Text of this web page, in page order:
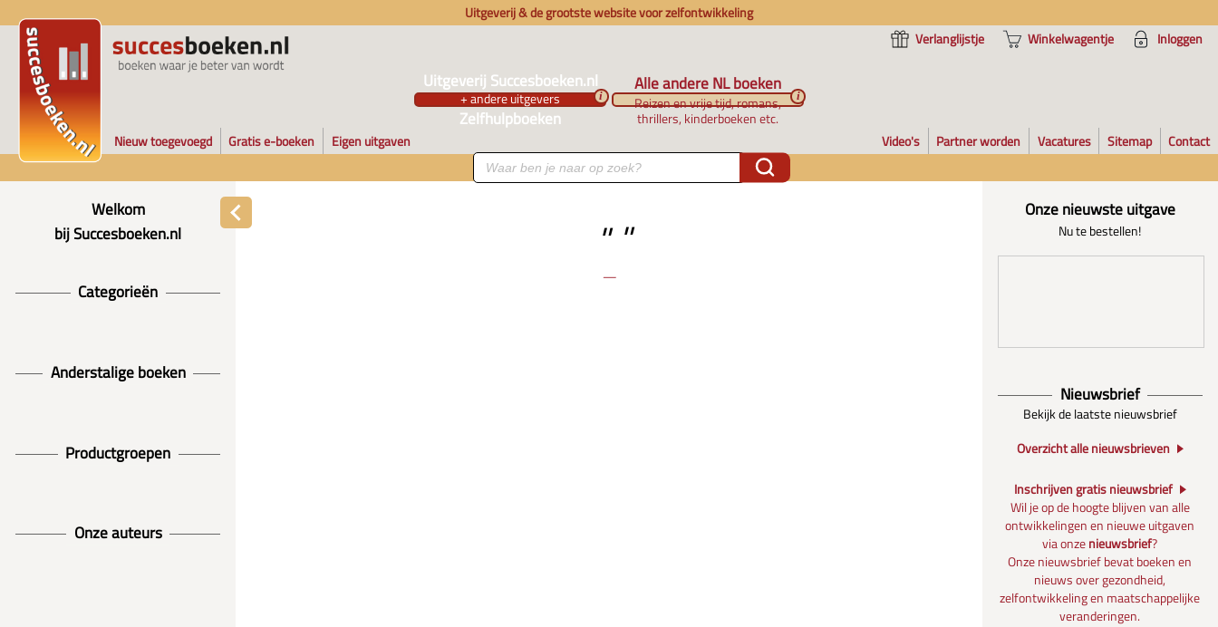
Uitgeverij & de grootste website voor zelfontwikkeling
Verlanglijstje
Winkelwagentje Inloggen
Uitgeverij Succesboeken.nl
+ andere uitgevers
Zelfhulpboeken
i
Alle andere NL boeken
Reizen en vrije tijd, romans,
thrillers, kinderboeken etc.
i
Nieuw toegevoegd Gratis e-boeken Eigen uitgaven Video's Partner worden Vacatures Sitemap Contact
Welkom
bij Succesboeken.nl
Categorieën
Anderstalige boeken
Productgroepen
Onze auteurs
Onze nieuwste uitgave
Nu te bestellen!
Nieuwsbrief
Bekijk de laatste nieuwsbrief
Overzicht alle nieuwsbrieven
Inschrijven gratis nieuwsbrief
Wil je op de hoogte blijven van alle
ontwikkelingen en nieuwe uitgaven
via onzenieuwsbrief?
Onze nieuwsbrief bevat boeken en
nieuws over gezondheid,
zelfontwikkeling en maatschappelijke
veranderingen.